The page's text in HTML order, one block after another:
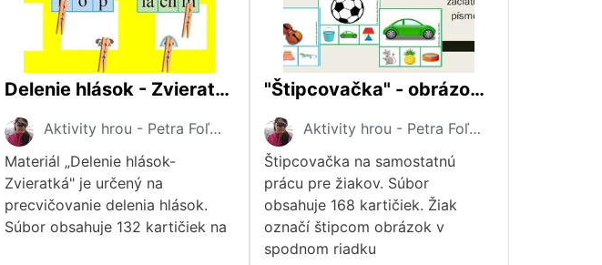
Delenie hlások - Zvieratká
Aktivity hrou - Petra Foľková
Materiál „Delenie hlások-
Zvieratká" je určený na
precvičovanie delenia hlások.
Súbor obsahuje 132 kartičiek na
"Štipcovačka" - obrázok s rovnakým začiatočným písmenom
Aktivity hrou - Petra Foľková
Štipcovačka na samostatnú
prácu pre žiakov. Súbor
obsahuje 168 kartičiek. Žiak
označí štipcom obrázok v
spodnom riadku